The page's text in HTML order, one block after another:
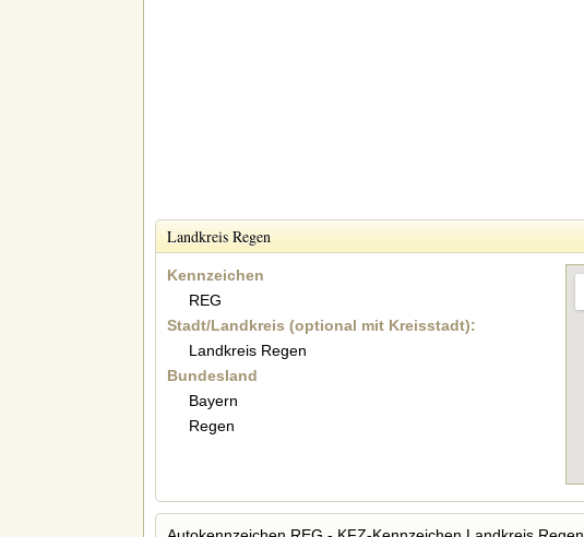
Landkreis Regen
Kennzeichen
REG
Stadt/Landkreis (optional mit Kreisstadt):
Landkreis Regen
Bundesland
Bayern
Regen